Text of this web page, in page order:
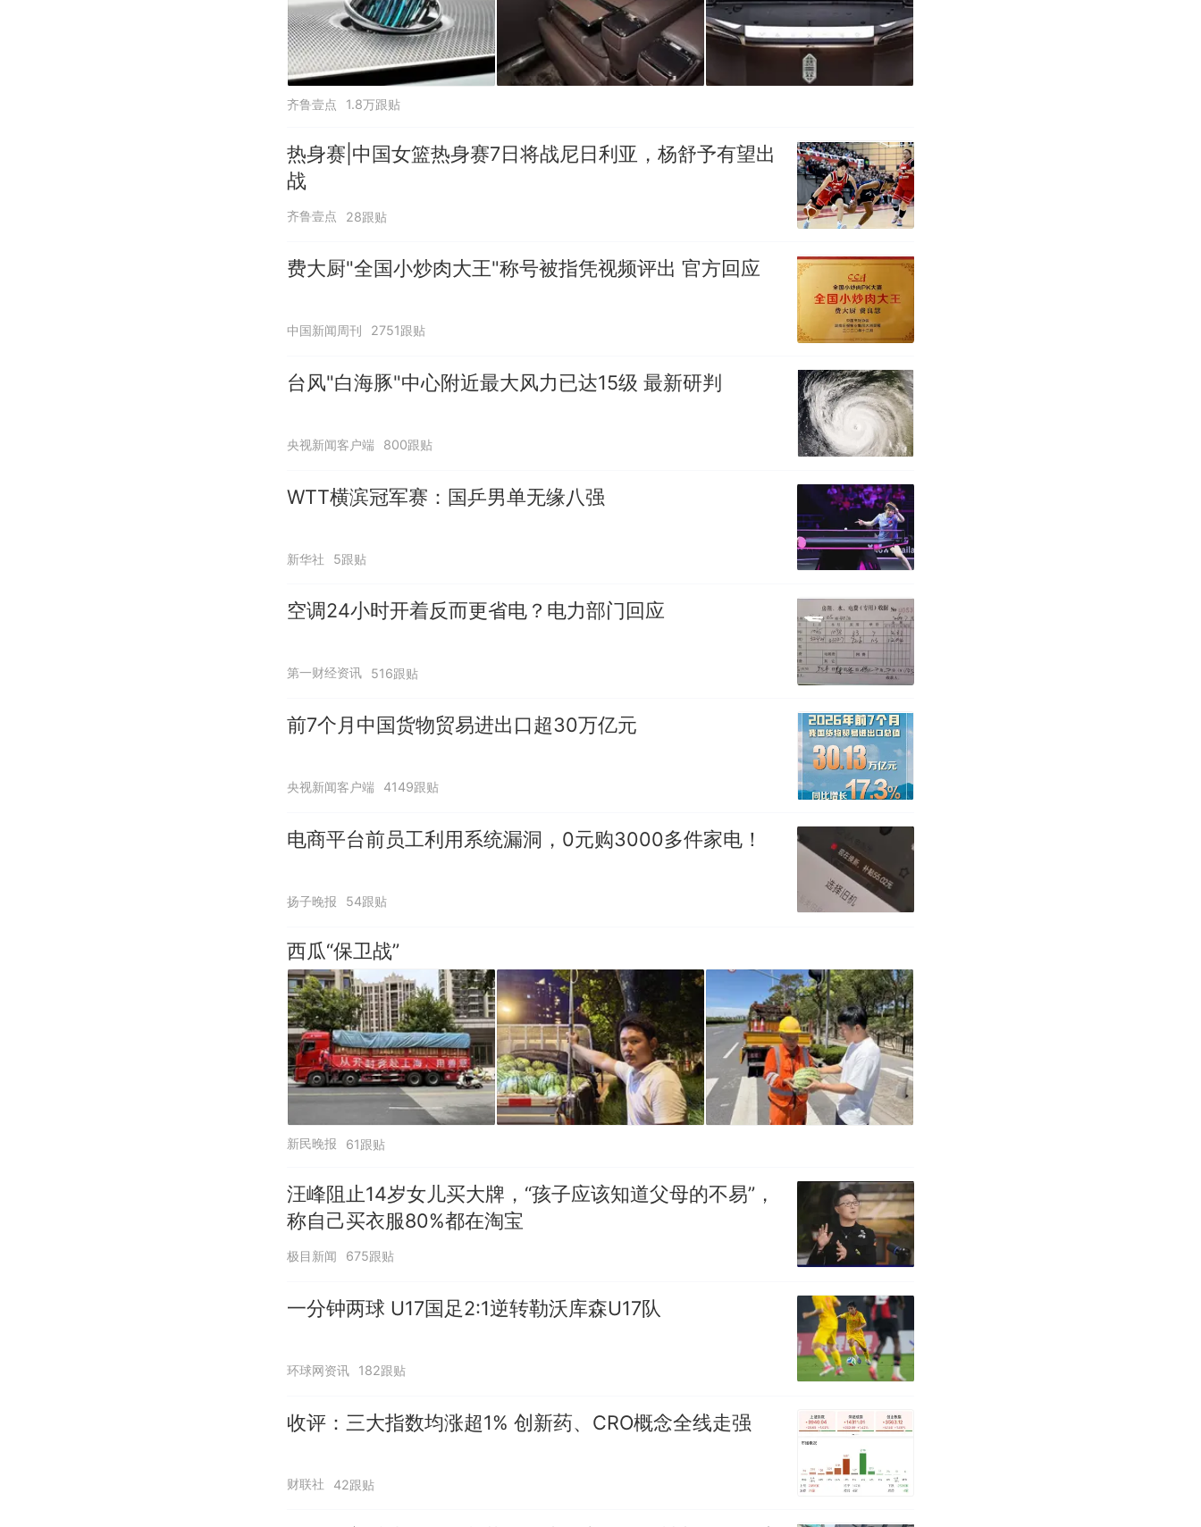
齐鲁壹点 1.8万跟贴
热身赛|中国女篮热身赛7日将战尼日利亚，杨舒予有望出
战
齐鲁壹点 28跟贴
费大厨"全国小炒肉大王"称号被指凭视频评出 官方回应
中国新闻周刊 2751跟贴
台风"白海豚"中心附近最大风力已达15级 最新研判
央视新闻客户端 800跟贴
WTT横滨冠军赛：国乒男单无缘八强
新华社 5跟贴
空调24小时开着反而更省电？电力部门回应
第一财经资讯 516跟贴
前7个月中国货物贸易进出口超30万亿元
央视新闻客户端 4149跟贴
电商平台前员工利用系统漏洞，0元购3000多件家电！
扬子晚报 54跟贴
西瓜“保卫战”
新民晚报 61跟贴
汪峰阻止14岁女儿买大牌，“孩子应该知道父母的不易”，
称自己买衣服80%都在淘宝
极目新闻 675跟贴
一分钟两球 U17国足2:1逆转勒沃库森U17队
环球网资讯 182跟贴
收评：三大指数均涨超1% 创新药、CRO概念全线走强
财联社 42跟贴